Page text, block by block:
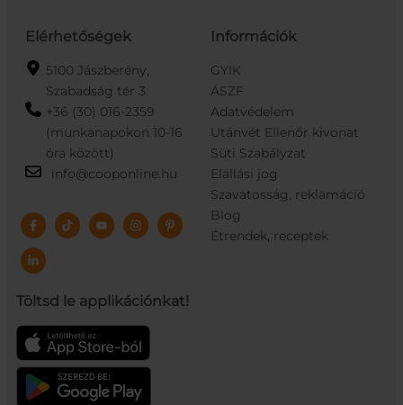
Elérhetőségek
5100 Jászberény,
Szabadság tér 3.
+36 (30) 016-2359
(munkanapokon 10-16
óra között)
info@cooponline.hu
Töltsd le applikációnkat!
Információk
GYIK
ÁSZF
Adatvédelem
Utánvét Ellenőr kivonat
Süti Szabályzat
Elállási jog
Szavatosság, reklamáció
Blog
Étrendek, receptek